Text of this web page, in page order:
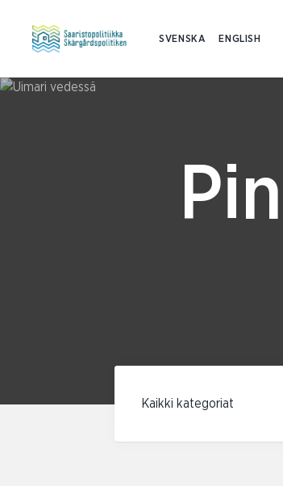
SVENSKA ENGLISH